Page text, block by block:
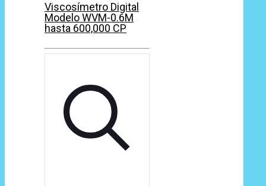
Viscosímetro Digital
Modelo WVM-0.6M
hasta 600,000 CP